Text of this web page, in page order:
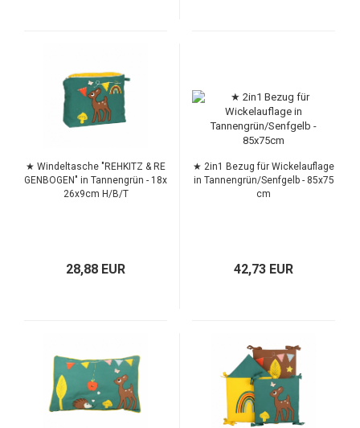
★ Windeltasche "REHKITZ & RE
GENBOGEN" in Tannengrün - 18x
26x9cm H/B/T
28,88 EUR
★ 2in1 Bezug für Wickelauflage
in Tannengrün/Senfgelb - 85x75
cm
42,73 EUR